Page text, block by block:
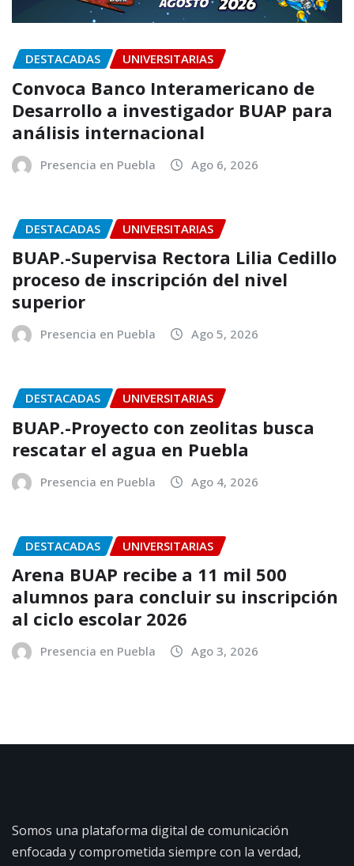
DESTACADAS UNIVERSITARIAS
Convoca Banco Interamericano de
Desarrollo a investigador BUAP para
análisis internacional
Presencia en Puebla Ago 6, 2026
DESTACADAS UNIVERSITARIAS
BUAP.-Supervisa Rectora Lilia Cedillo
proceso de inscripción del nivel
superior
Presencia en Puebla Ago 5, 2026
DESTACADAS UNIVERSITARIAS
BUAP.-Proyecto con zeolitas busca
rescatar el agua en Puebla
Presencia en Puebla Ago 4, 2026
DESTACADAS UNIVERSITARIAS
Arena BUAP recibe a 11 mil 500
alumnos para concluir su inscripción
al ciclo escolar 2026
Presencia en Puebla Ago 3, 2026
Somos una plataforma digital de comunicación
enfocada y comprometida siempre con la verdad,